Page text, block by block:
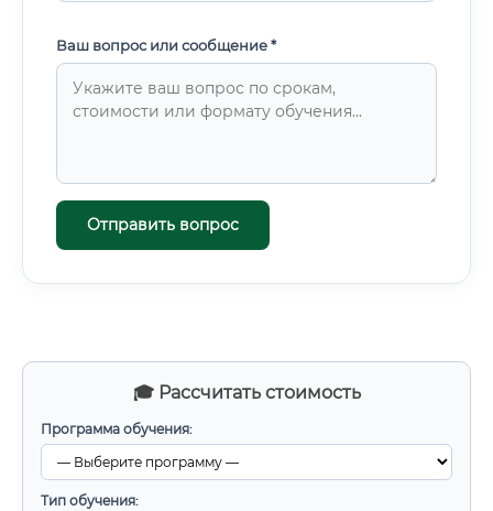
🎓 Рассчитать стоимость
Программа обучения:
Тип обучения:
Ваш вопрос или сообщение *
Отправить вопрос